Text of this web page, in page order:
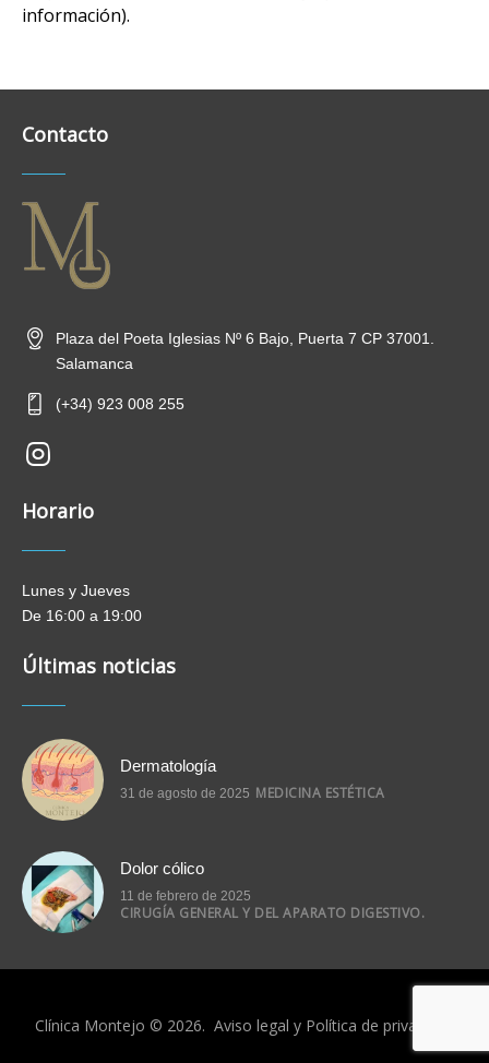
información).
Contacto
Plaza del Poeta Iglesias Nº 6 Bajo, Puerta 7 CP 37001.
Salamanca
(+34) 923 008 255
new-
insta
Horario
Lunes y Jueves
De 16:00 a 19:00
Últimas noticias
MEDICINA ESTÉTICA
31 de agosto de 2025
Dermatología
CIRUGÍA GENERAL Y DEL APARATO DIGESTIVO.
11 de febrero de 2025
Dolor cólico
Clínica Montejo © 2026. Aviso legal y Política de privacidad